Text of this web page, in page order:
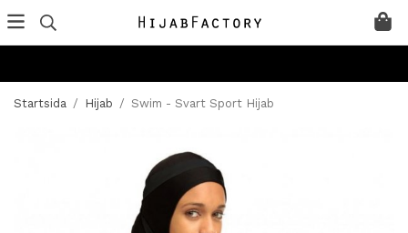
Startsida / Hijab / Swim - Svart Sport Hijab